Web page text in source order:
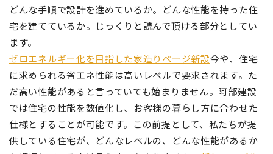
どんな手順で設計を進めているか。どんな性能を持った住
宅を建てているか。じっくりと読んで頂ける部分としてい
ます。
ゼロエネルギー化を目指した家造りページ新設今や、住宅
に求められる省エネ性能は高いレベルで要求されます。た
だ高い性能があると言っていても始まりません。阿部建設
では住宅の性能を数値化し、お客様の暮らし方に合わせた
仕様とすることが可能です。この前提として、私たちが提
供している住宅が、どんなレベルの、どんな性能があるか